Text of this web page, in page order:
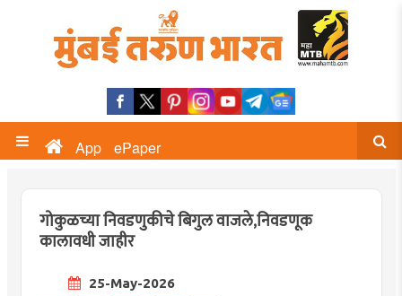
App ePaper
गोकुळच्या निवडणुकीचे बिगुल वाजले,निवडणूक
कालावधी जाहीर
25-May-2026